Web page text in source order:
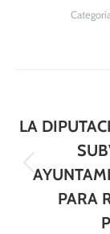
entre
LA
PARA